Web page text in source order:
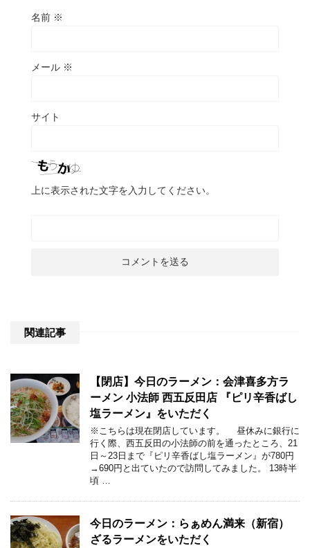
名前 ※
メール ※
サイト
上に表示された文字を入力してください。
関連記事
【閉店】今日のラーメン：会津喜多方ラ
ーメン 小法師 西五反田店 『ピリ辛香ばし
塩ラーメン』をいただく
※こちらは現在閉店しています。 昼休みに銀行に
行く際、西五反田の小法師の前を通ったところ、21
日～23日まで『ピリ辛香ばし塩ラーメン』が780円
→690円と出ていたので訪問してみました。 13時半
頃 …
今日のラーメン：らぁめん満来（新宿）
ざるラーメンをいただく